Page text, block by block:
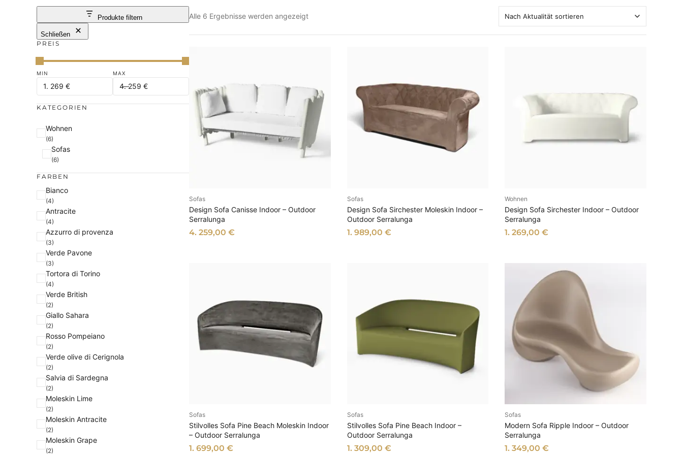
Produkte filtern
Schließen
PREIS
KATEGORIEN
K
g
o
e
Wohnen
(6)
Sofas
(6)
FARBEN
F
e
Bianco
(4)
Antracite
(4)
Azzurro di provenza
(3)
Verde Pavone
(3)
Tortora di Torino
(4)
Verde British
(2)
Giallo Sahara
(2)
Rosso Pompeiano
(2)
Verde olive di Cerignola
(2)
Salvia di Sardegna
(2)
Moleskin Lime
(2)
Moleskin Antracite
(2)
Moleskin Grape
(2)
Alle 6 Ergebnisse werden angezeigtN
c
a
ä
Sofas
Design Sofa Canisse Indoor – Outdoor
Serralunga
4. 259,00 €
Sofas
Design Sofa Sirchester Moleskin Indoor –
Outdoor Serralunga
1. 989,00 €
Wohnen
Design Sofa Sirchester Indoor – Outdoor
Serralunga
1. 269,00€
Sofas
Stilvolles Sofa Pine Beach Moleskin Indoor
– Outdoor Serralunga
1. 699,00 €
Sofas
Stilvolles Sofa Pine Beach Indoor –
Outdoor Serralunga
1. 309,00 €
Sofas
Modern Sofa Ripple Indoor – Outdoor
Serralunga
1. 349,00€